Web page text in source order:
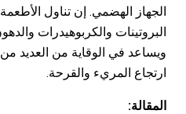
الجهاز الهضمي. إن تناول
البروتينات والكربوهيدرات
ويساعد في الوقاية من العديد
ارتجاع المريء والقرحة.
المقالة: